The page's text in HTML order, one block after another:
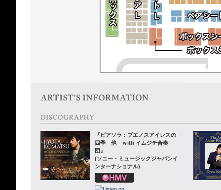
『ピアソラ：ブエノスアイレスの
四季 他 ｗith イムジチ合奏
団』
(ソニー・ミュージックジャパンイ
ンターナショナル)